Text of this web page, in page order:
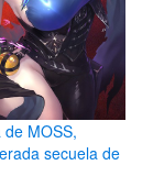
MOSS,
secuela de